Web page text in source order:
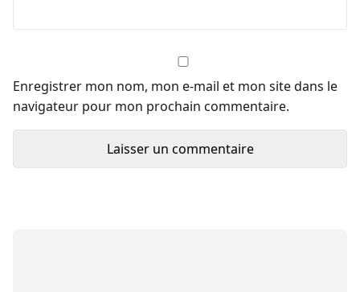
Enregistrer mon nom, mon e-mail et mon site dans le
navigateur pour mon prochain commentaire.